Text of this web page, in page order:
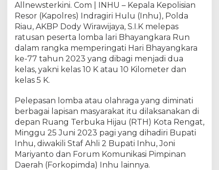
b
a
L
a
r
i
B
a
n
g
k
a
r
a
Allnewsterkini. Com | INHU – Kepala Kepolisian
Resor (Kapolres) Indragiri Hulu (Inhu), Polda
Riau, AKBP Dody Wirawijaya, S.I.K melepas
ratusan peserta lomba lari Bhayangkara Run
dalam rangka memperingati Hari Bhayangkara
ke-77 tahun 2023 yang dibagi menjadi dua
kelas, yakni kelas 10 K atau 10 Kilometer dan
kelas 5 K.
Pelepasan lomba atau olahraga yang diminati
berbagai lapisan masyarakat itu dilaksanakan di
depan Ruang Terbuka Hijau (RTH) Kota Rengat,
Minggu 25 Juni 2023 pagi yang dihadiri Bupati
Inhu, diwakili Staf Ahli 2 Bupati Inhu, Joni
Mariyanto dan Forum Komunikasi Pimpinan
Daerah (Forkopimda) Inhu lainnya.